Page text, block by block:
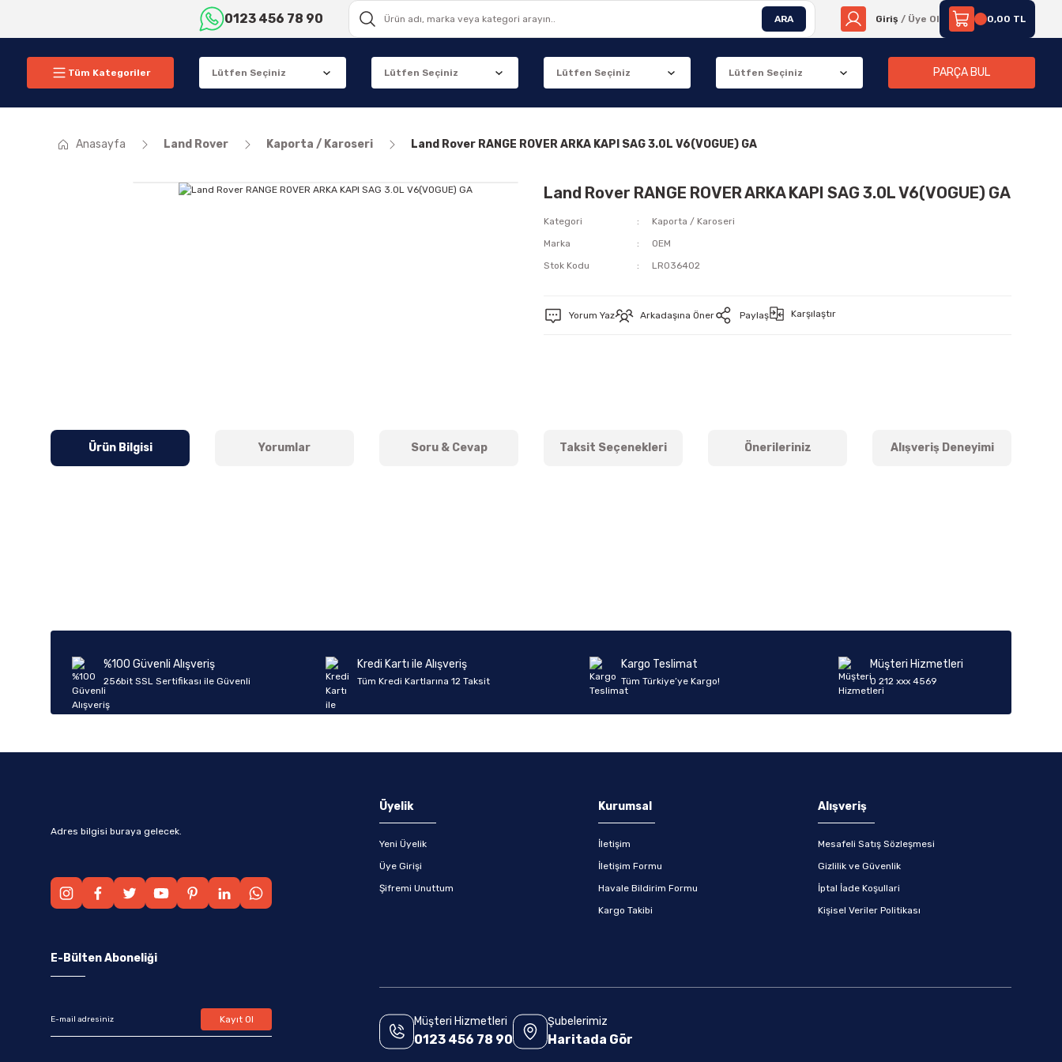
0123 456 78 90 ARA Giriş / Üye Ol 0,00 TL
Tüm Kategoriler PARÇA BUL
Anasayfa Land Rover Kaporta / Karoseri Land Rover RANGE ROVER ARKA KAPI SAG 3.0L V6(VOGUE) GA
Land Rover RANGE ROVER ARKA KAPI SAG 3.0L V6(VOGUE) GA
Kategori
Kaporta / Karoseri
Marka
OEM
Stok Kodu
LR036402
Yorum Yaz Arkadaşına Öner Paylaş Karşılaştır
Ürün Bilgisi Yorumlar Soru & Cevap Taksit Seçenekleri Önerileriniz Alışveriş Deneyimi
Ürün fiyatı diğer sitelerden daha pahalı.
Bu ürüne benzer farklı alternatifler olmalı.
%100 Güvenli Alışveriş
256bit SSL Sertifikası ile Güvenli
Kredi Kartı ile Alışveriş
Tüm Kredi Kartlarına 12 Taksit
Kargo Teslimat
Tüm Türkiye’ye Kargo!
Müşteri Hizmetleri
0 212 xxx 4569
Adres bilgisi buraya gelecek.
Üyelik
Yeni Üyelik
Üye Girişi
Şifremi Unuttum
Kurumsal
İletişim
İletişim Formu
Havale Bildirim Formu
Kargo Takibi
Alışveriş
Mesafeli Satış Sözleşmesi
Gizlilik ve Güvenlik
İptal İade Koşullari
Kişisel Veriler Politikası
E-Bülten Aboneliği
Kayıt Ol Müşteri Hizmetleri
0123 456 78 90
Şubelerimiz
Haritada Gör